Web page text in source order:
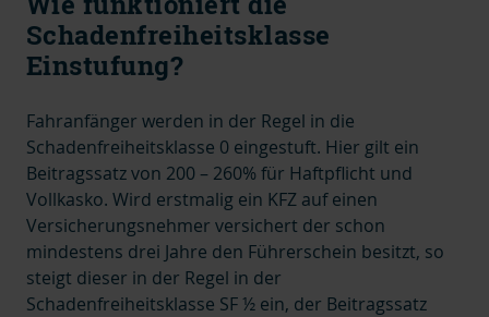
Schadenfreiheitsklasse
Einstufung?
Fahranfänger werden in der Regel in die
Schadenfreiheitsklasse 0 eingestuft. Hier gilt ein
Beitragssatz von 200 – 260% für Haftpflicht und
Vollkasko. Wird erstmalig ein KFZ auf einen
Versicherungsnehmer versichert der schon
mindestens drei Jahre den Führerschein besitzt, so
steigt dieser in der Regel in der
Schadenfreiheitsklasse SF ½ ein, der Beitragssatz